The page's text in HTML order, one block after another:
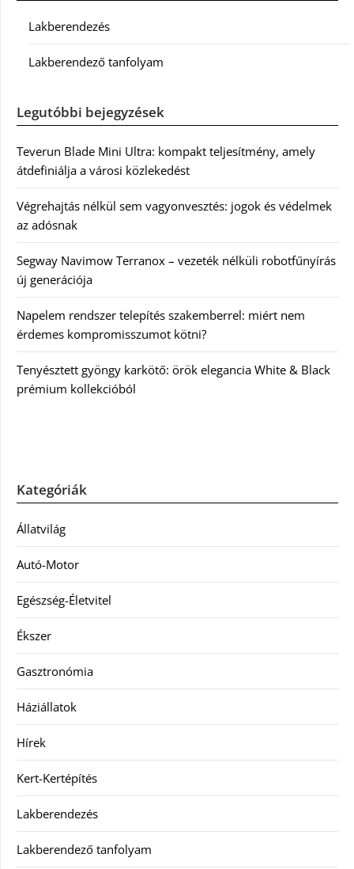
Lakberendezés
Lakberendező tanfolyam
Legutóbbi bejegyzések
Teverun Blade Mini Ultra: kompakt teljesítmény, amely
átdefiniálja a városi közlekedést
Végrehajtás nélkül sem vagyonvesztés: jogok és védelmek
az adósnak
Segway Navimow Terranox – vezeték nélküli robotfűnyírás
új generációja
Napelem rendszer telepítés szakemberrel: miért nem
érdemes kompromisszumot kötni?
Tenyésztett gyöngy karkötő: örök elegancia White & Black
prémium kollekcióból
Kategóriák
Állatvilág
Autó-Motor
Egészség-Életvitel
Ékszer
Gasztronómia
Háziállatok
Hírek
Kert-Kertépítés
Lakberendezés
Lakberendező tanfolyam